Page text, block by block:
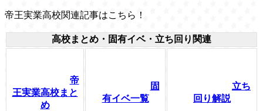
帝王実業高校関連記事はこちら！
高校まとめ・固有イベ・立ち回り関連
帝
王実業高校まと
め
固
有イベ一覧
立ち
回り解説